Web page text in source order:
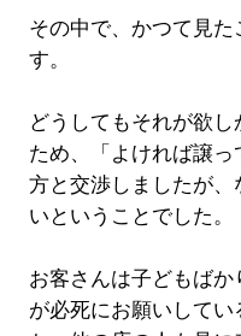
その中で、かつて見
す。
どうしてもそれが欲
ため、「よければ譲
方と交渉しましたが
いということでした。
お客さんは子どもばか
が必死にお願いして